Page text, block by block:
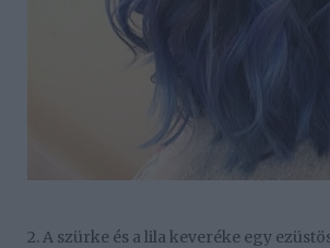
2. A szürke és a lila keveréke egy